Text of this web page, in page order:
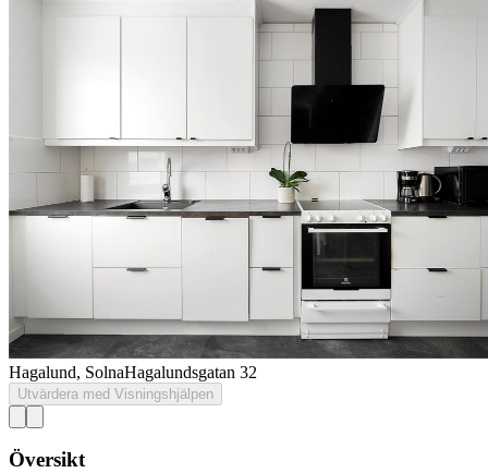
Hagalund, SolnaHagalundsgatan 32
Utvärdera med Visningshjälpen
Översikt